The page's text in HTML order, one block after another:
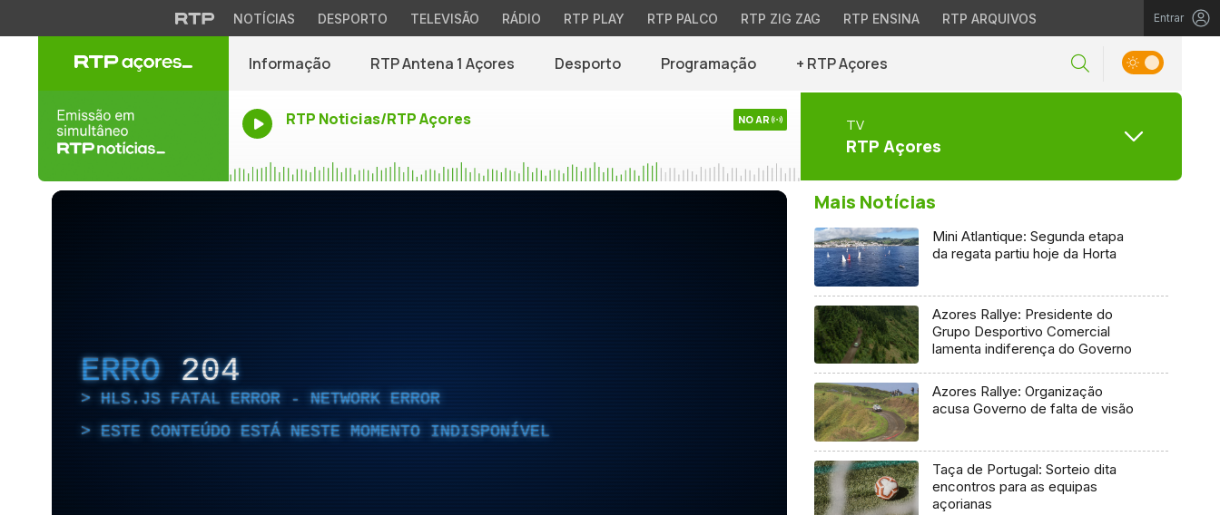
NOTÍCIAS DESPORTO TELEVISÃO RÁDIO RTP PLAY RTP PALCO RTP ZIG ZAG RTP ENSINA RTP ARQUIVOS Entrar
Informação RTP Antena 1 Açores Desporto Programação + RTP Açores
RTP Noticias/RTP Açores NO AR TV
RTP Açores
ERRO 204
HLS.JS FATAL ERROR - NETWORK ERROR
ESTE CONTEÚDO ESTÁ NESTE MOMENTO INDISPONÍVEL
Mais Notícias
Mini Atlantique: Segunda etapa
da regata partiu hoje da Horta
Azores Rallye: Presidente do
Grupo Desportivo Comercial
lamenta indiferença do Governo
Azores Rallye: Organização
acusa Governo de falta de visão
Taça de Portugal: Sorteio dita
encontros para as equipas
açorianas